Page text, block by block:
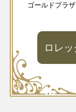
ゴールドプラ
ロレ